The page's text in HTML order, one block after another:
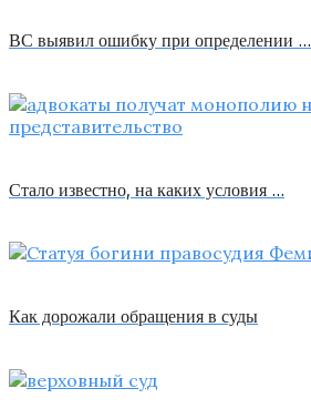
ВС выявил ошибку при определении …
Стало известно, на каких условия …
Как дорожали обращения в суды